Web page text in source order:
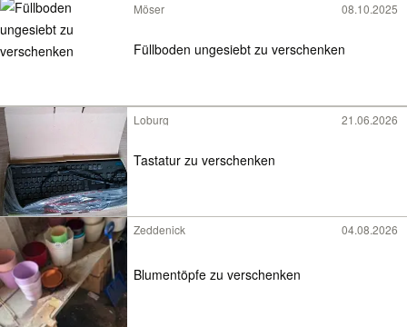
Möser 08.10.2025
Füllboden ungesiebt zu verschenken
Loburg 21.06.2026
Tastatur zu verschenken
Zeddenick 04.08.2026
Blumentöpfe zu verschenken